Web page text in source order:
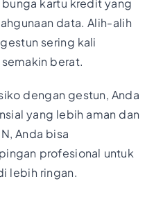
data. Alih-alih
sering kali
berat.
dengan gestun, Anda
yang lebih aman dan
Anda bisa
profesional untuk
lebih ringan.